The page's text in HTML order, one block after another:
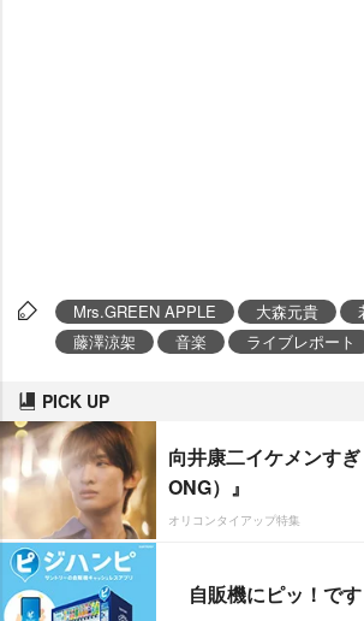
Mrs.GREEN APPLE 大森元貴
藤澤涼架
音楽 ライブレポート
PICK UP
向井康二イケメンす
ONG）』
オリコンタイアップ特集
自販機にピッ！で